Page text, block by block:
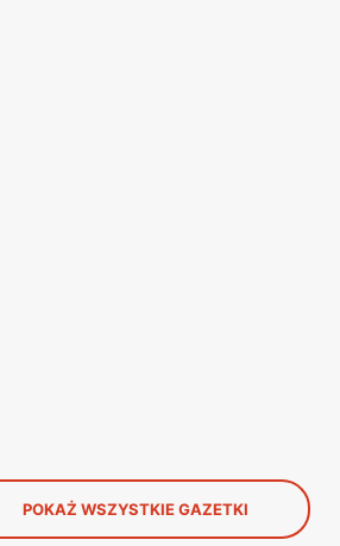
POKAŻ WSZYSTKIE GAZETKI